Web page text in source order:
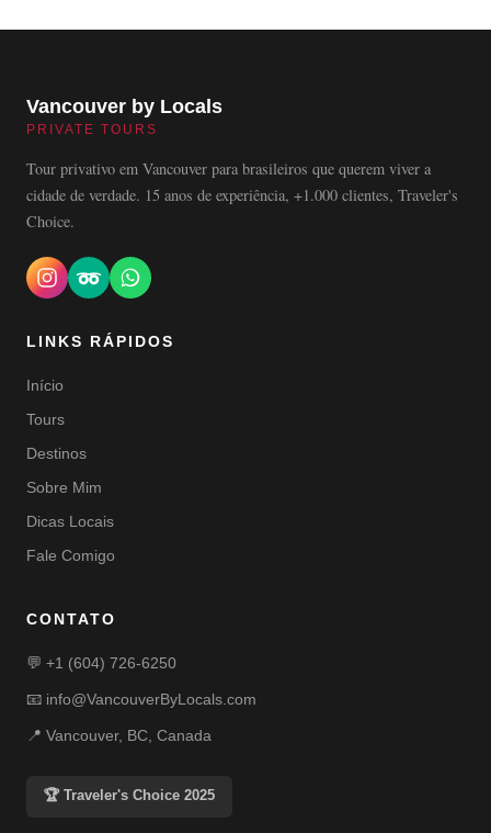
Vancouver by Locals
PRIVATE TOURS
Tour privativo em Vancouver para brasileiros que querem viver a
cidade de verdade. 15 anos de experiência, +1.000 clientes, Traveler's
Choice.
LINKS RÁPIDOS
Início
Tours
Destinos
Sobre Mim
Dicas Locais
Fale Comigo
CONTATO
💬 +1 (604) 726-6250
📧 info@VancouverByLocals.com
📍 Vancouver, BC, Canada
🏆 Traveler's Choice 2025